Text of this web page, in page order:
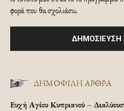
φορά που θα σχολιάσω.
ΔΗΜΟΦΙΛΗ ΑΡΘΡΑ
Ευχή Αγίου Κυπριανού –